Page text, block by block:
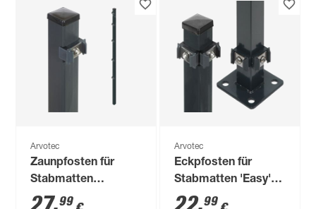
Arvotec
Zaunpfosten für
Stabmatten
'Essential' anthrazit
99
Arvotec
Eckpfosten für
Stabmatten 'Easy'
anthrazit 4 x 4 x 88
99